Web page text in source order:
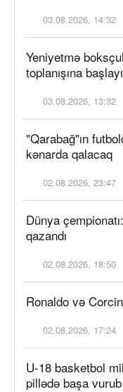
03.08.2026, 14:32
Yeniyetmə
toplanışına
03.08.2026, 13:32
"Qarabağ"ın
kənarda qalacaq
02.08.2026, 23:47
Dünya
qazandı
02.08.2026, 18:50
Ronaldo və
02.08.2026, 17:24
U-18 basketbol
pillədə başa vurub